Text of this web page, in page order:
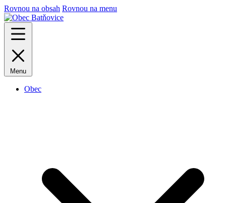
Rovnou na obsah Rovnou na menu
Menu
Obec